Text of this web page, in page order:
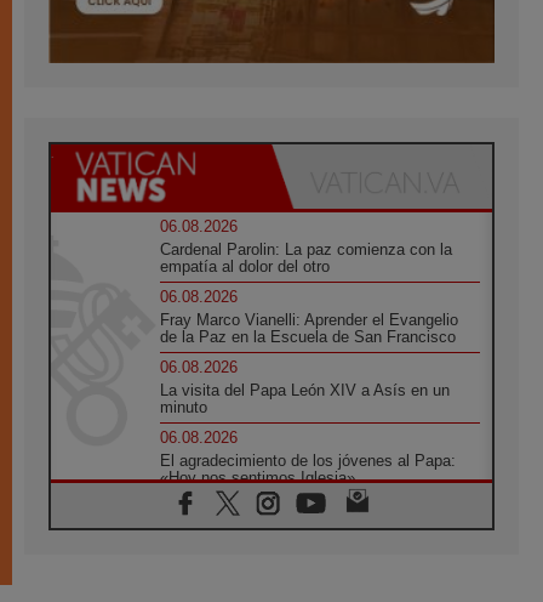
06.08.2026
Cardenal Parolin: La paz comienza con la
empatía al dolor del otro
06.08.2026
Fray Marco Vianelli: Aprender el Evangelio
de la Paz en la Escuela de San Francisco
06.08.2026
La visita del Papa León XIV a Asís en un
minuto
06.08.2026
El agradecimiento de los jóvenes al Papa:
«Hoy nos sentimos Iglesia»
06.08.2026
Líbano: Reanudan los coloquios en Roma en